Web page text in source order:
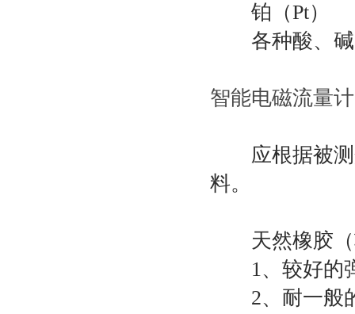
铂（Pt）
各种酸、碱
智能电磁流量计
应根据被测
料。
天然橡胶（
1、较好的弹
2、耐一般的